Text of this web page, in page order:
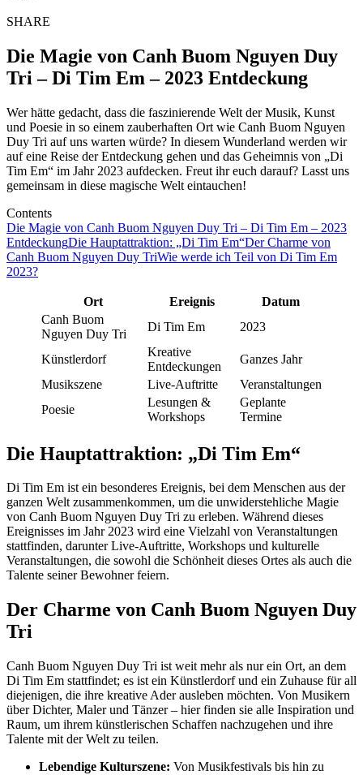
SHARE
Die Magie von Canh Buom Nguyen Duy
Tri – Di Tim Em – 2023 Entdeckung
Wer hätte gedacht, dass die faszinierende Welt der Musik, Kunst
und Poesie in so einem zauberhaften Ort wie Canh Buom Nguyen
Duy Tri auf uns warten würde? In diesem Wunderland werden wir
auf eine Reise der Entdeckung gehen und das Geheimnis von „Di
Tim Em“ im Jahr 2023 aufdecken. Freut ihr euch darauf? Lasst uns
gemeinsam in diese magische Welt eintauchen!
Contents
Die Magie von Canh Buom Nguyen Duy Tri – Di Tim Em – 2023
EntdeckungDie Hauptattraktion: „Di Tim Em“Der Charme von
Canh Buom Nguyen Duy TriWie werde ich Teil von Di Tim Em
2023?
Ort Ereignis
Datum
Canh Buom
Nguyen Duy Tri
Di Tim Em 2023
Künstlerdorf
Kreative
Entdeckungen
Ganzes Jahr
Musikszene
Live-Auftritte
Veranstaltungen
Poesie
Lesungen &
Workshops
Geplante
Termine
Die Hauptattraktion: „Di Tim Em“
Di Tim Em ist ein besonderes Ereignis, bei dem Menschen aus der
ganzen Welt zusammenkommen, um die unwiderstehliche Magie
von Canh Buom Nguyen Duy Tri zu erleben. Während dieses
Ereignisses im Jahr 2023 wird eine Vielzahl von Veranstaltungen
stattfinden, darunter Live-Auftritte, Workshops und kulturelle
Veranstaltungen, die sowohl die Schönheit dieses Ortes als auch die
Talente seiner Bewohner feiern.
Der Charme von Canh Buom Nguyen Duy
Tri
Canh Buom Nguyen Duy Tri ist weit mehr als nur ein Ort, an dem
Di Tim Em stattfindet; es ist ein Künstlerdorf und ein Zuhause für all
diejenigen, die ihre kreative Ader ausleben möchten. Von Musikern
über Dichter, Maler und Tänzer – hier finden sie alle Inspiration und
Raum, um ihrem künstlerischen Schaffen nachzugehen und ihre
Talente mit der Welt zu teilen.
Lebendige Kulturszene: Von Musikfestivals bis hin zu